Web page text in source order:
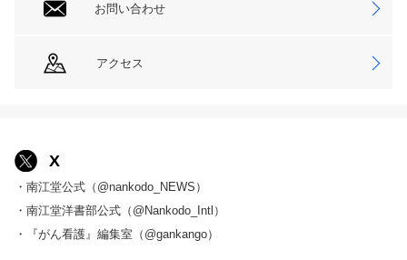
お問い合わせ
アクセス
X
・南江堂公式（@nankodo_NEWS）
・南江堂洋書部公式（@Nankodo_Intl）
・『がん看護』編集室（@gankango）